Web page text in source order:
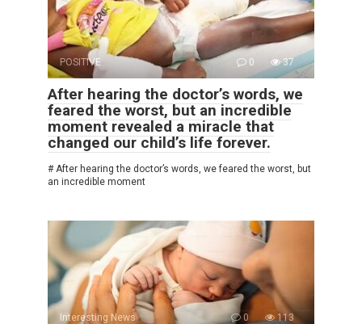
POSITIVE 0 37
After hearing the doctor’s words, we
feared the worst, but an incredible
moment revealed a miracle that
changed our child’s life forever.
# After hearing the doctor’s words, we feared the worst, but
an incredible moment
Interesting News 0 113